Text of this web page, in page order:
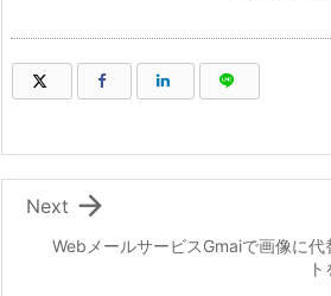
（新しいウィンドウで開きます）
（新しいウィンドウで開きます）
（新しいウィンドウで開き
（新しいウィン
WebメールサービスGmaiで画像に代

Next